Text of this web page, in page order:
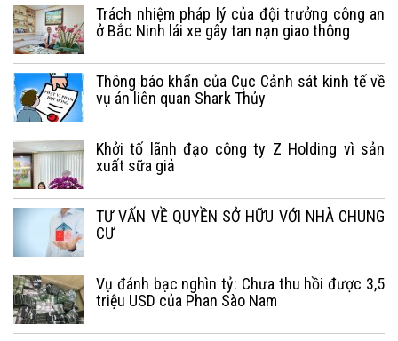
Trách nhiệm pháp lý của đội trưởng công an
ở Bắc Ninh lái xe gây tan nạn giao thông
Thông báo khẩn của Cục Cảnh sát kinh tế về
vụ án liên quan Shark Thủy
Khởi tố lãnh đạo công ty Z Holding vì sản
xuất sữa giả
TƯ VẤN VỀ QUYỀN SỞ HỮU VỚI NHÀ CHUNG
CƯ
Vụ đánh bạc nghìn tỷ: Chưa thu hồi được 3,5
triệu USD của Phan Sào Nam